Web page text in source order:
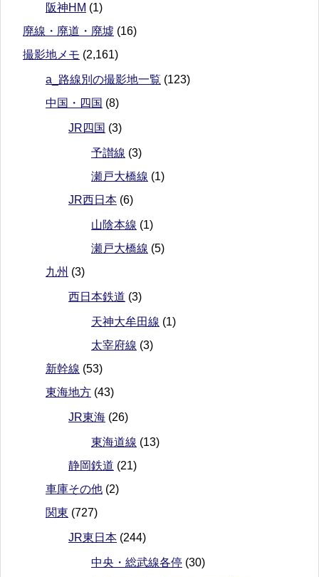
阪神HM (1)
廃線・廃道・廃墟 (16)
撮影地メモ (2,161)
a_路線別の撮影地一覧 (123)
中国・四国 (8)
JR四国 (3)
予讃線 (3)
瀬戸大橋線 (1)
JR西日本 (6)
山陰本線 (1)
瀬戸大橋線 (5)
九州 (3)
西日本鉄道 (3)
天神大牟田線 (1)
太宰府線 (3)
新幹線 (53)
東海地方 (43)
JR東海 (26)
東海道線 (13)
静岡鉄道 (21)
車庫その他 (2)
関東 (727)
JR東日本 (244)
中央・総武線各停 (30)